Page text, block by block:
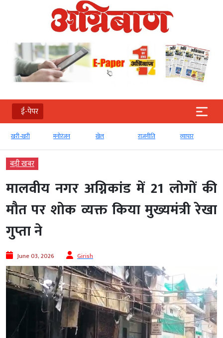
ई-पेपर
खरी-खरी मनोरंजन खेल राजनीति व्‍यापार
बड़ी खबर
मालवीय नगर अग्निकांड में 21 लोगों की
मौत पर शोक व्यक्त किया मुख्यमंत्री रेखा
गुप्ता ने
June 03, 2026 Girish